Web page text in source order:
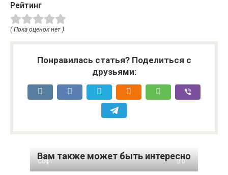
Рейтинг
( Пока оценок нет )
Понравилась статья? Поделиться с
друзьями:
Вам также может быть интересно
Софт 0